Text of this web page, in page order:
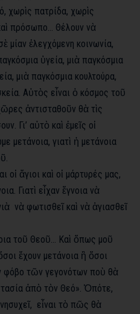
χωρὶς πατρίδα, χωρὶς
πρόσωπο… Θέλουν νὰ
μίαν ἐλεγχόμενη κοινωνία,
ὑγεία, μιὰ παγκόσμια
μιὰ παγκόσμια κουλτούρα,
Αὐτὸς εἶναι ὁ κόσμος τοῦ
ἀντισταθοῦν θὰ τὶς
Γι’ αὐτὸ καὶ ἐμεῖς οἱ
μετάνοια, γιατὶ ἡ μετάνοια
ἅγιοι καὶ οἱ μάρτυρές μας,
Γιατὶ εἶχαν ἔγνοια νὰ
νὰ φωτισθεῖ καὶ νὰ ἁγιασθεῖ
τοῦ Θεοῦ… Καὶ ὅπως μοῦ
ἔχουν μετάνοια ἢ ὅσοι
φόβο τῶν γεγονότων ποὺ θὰ
ἀπὸ τὸν Θεό». Ὁπότε,
εἶναι τὸ πῶς θὰ